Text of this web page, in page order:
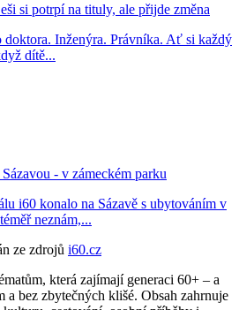
si potrpí na tituly, ale přijde změna
doktora. Inženýra. Právníka. Ať si každý
dítě...
- v zámeckém parku
i60 konalo na Sázavě s ubytováním v
neznám,...
ze zdrojů i60.cz
která zajímají generaci 60+ – a
a bez zbytečných klišé. Obsah zahrnuje